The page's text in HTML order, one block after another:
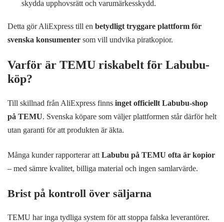
skydda upphovsrätt och varumärkesskydd.
Detta gör AliExpress till en betydligt tryggare plattform för
svenska konsumenter som vill undvika piratkopior.
Varför är TEMU riskabelt för Labubu-
köp?
Till skillnad från AliExpress finns inget officiellt Labubu-shop
på TEMU. Svenska köpare som väljer plattformen står därför helt
utan garanti för att produkten är äkta.
Många kunder rapporterar attLabubu på TEMU ofta är kopior
– med sämre kvalitet, billiga material och ingen samlarvärde.
Brist på kontroll över säljarna
TEMU har inga tydliga system för att stoppa falska leverantörer.